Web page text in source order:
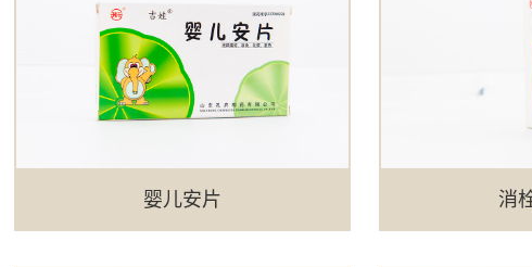
婴儿安片 消